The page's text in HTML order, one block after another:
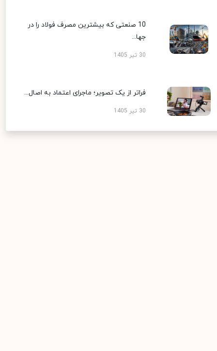
10 صنعتی که بیشترین مصرف فولاد را در
جها...
30 تیر 1405
فراتر از یک تصویر؛ ماجرای اعتماد به اصال...
30 تیر 1405